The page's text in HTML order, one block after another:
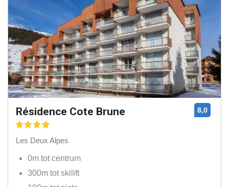
Résidence Cote Brune
Les Deux Alpes
0m tot centrum
300m tot skilift
8,0